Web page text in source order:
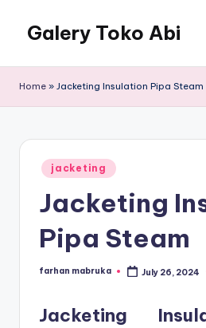
Galery Toko Abi
Home » Jacketing Insulation Pipa Steam
Posted
in
jacketing
Jacketing
Pipa Steam
Posted
farhan mabruka July 26, 2024
Jacketing